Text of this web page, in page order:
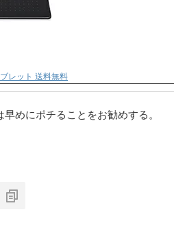
レット 送料無料
めにポチることをお勧めする。